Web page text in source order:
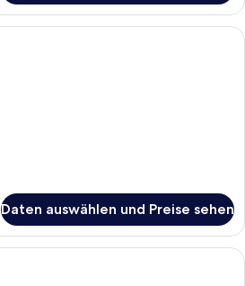
Ein Hotelzimmer mit Bett,
Daten auswählen und Preise sehen
Ein Hotelzimmer mit einem Bett,